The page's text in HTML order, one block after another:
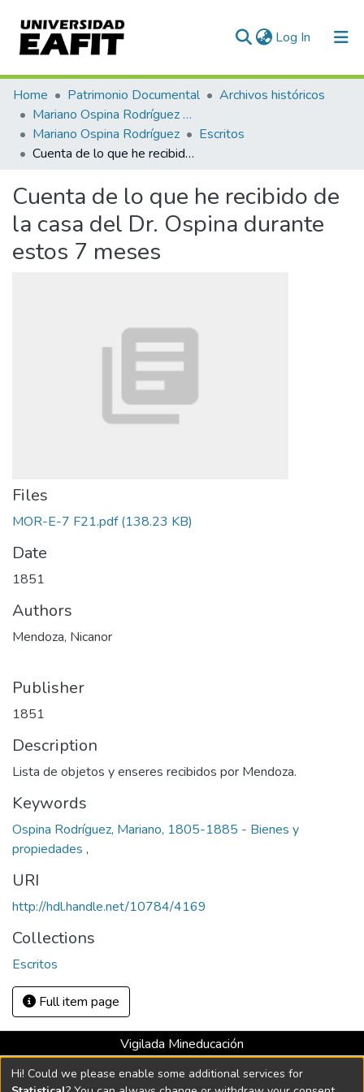
Log In (current)
Communities & Collections
All of DSpace
Statistics
Home Patrimonio Documental
Archivos históricos
Mariano Ospina Rodríguez (1826 -1912)
Mariano Ospina Rodríguez
Escritos
Cuenta de lo que he recibido de la casa del Dr. Ospina durante estos 7 meses
Cuenta de lo que he recibido de
la casa del Dr. Ospina durante
estos 7 meses
Files
MOR-E-7 F21.pdf(138.23 KB)
Date
1851
Authors
Mendoza, Nicanor
Publisher
1851
Description
Lista de objetos y enseres recibidos por Mendoza.
Keywords
Ospina Rodríguez, Mariano, 1805-1885 - Bienes y
propiedades ,
URI
http://hdl.handle.net/10784/4169
Collections
Escritos
Full item page
Vigilada Mineducación
Universidad con Acreditación Institucional hasta 2026 -
Resolución MEN 2158 de 2018
Hi! Could we please enable some additional services for